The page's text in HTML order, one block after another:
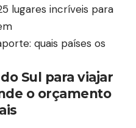
lugares incríveis para
quais países os
Sul para viajar
o orçamento